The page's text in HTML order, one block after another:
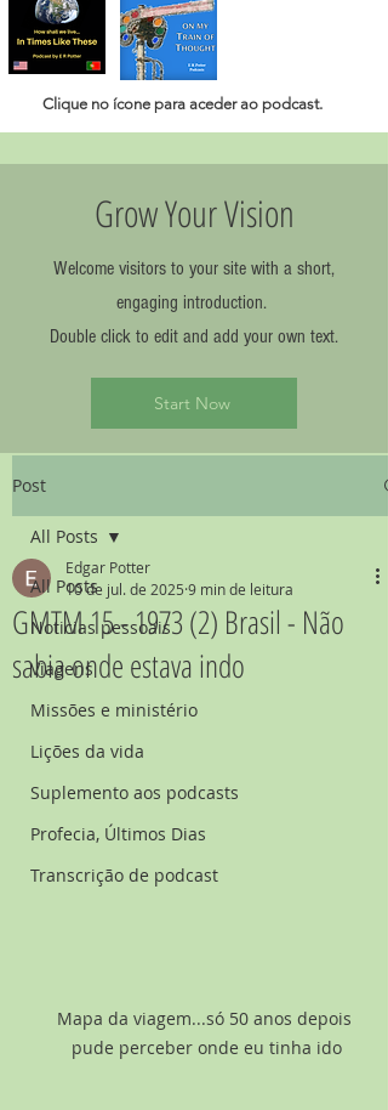
Clique no ícone para aceder ao podcast.
Grow Your Vision
Welcome visitors to your site with a short,
engaging introduction.
Double click to edit and add your own text.
Start Now
Post
All Posts
Noticias pessoais
Viagens
Missões e ministério
Lições da vida
Suplemento aos podcasts
Profecia, Últimos Dias
Transcrição de podcast
All Posts
GMTM 15 - 1973 (2) Brasil - Não
sabia onde estava indo
Edgar Potter
10 de jul. de 2025 9 min de leitura
Mapa da viagem...só 50 anos depois
pude perceber onde eu tinha ido